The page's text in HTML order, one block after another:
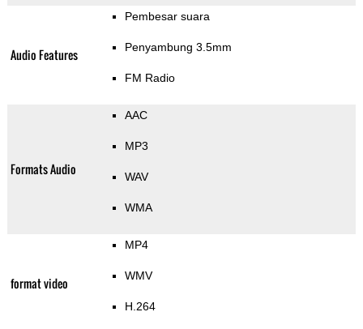
Audio Features
Pembesar suara
Penyambung 3.5mm
FM Radio
Formats Audio
AAC
MP3
WAV
WMA
format video
MP4
WMV
H.264